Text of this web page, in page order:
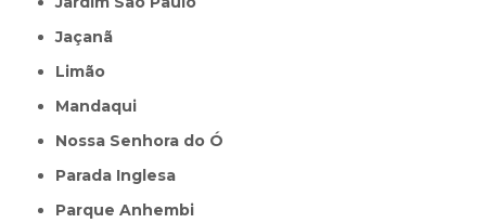
Jaçanã
Limão
Mandaqui
Nossa Senhora do Ó
Parada Inglesa
Parque Anhembi